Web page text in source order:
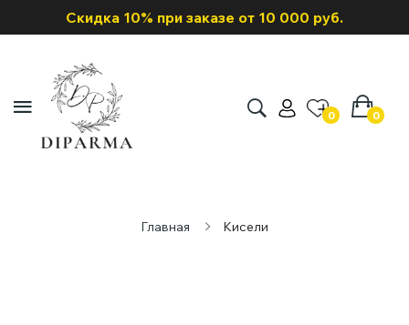
Скидка 10% при заказе от 10 000 руб.
0 0
Главная Кисели